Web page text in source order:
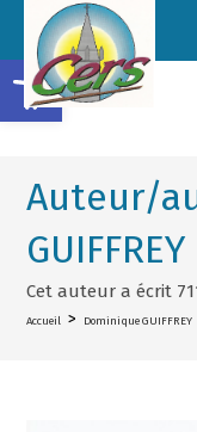
Auteur/
GUIFFREY
Cet auteur a écrit
Accueil > Dominique GUIFFREY
Ouvrir la